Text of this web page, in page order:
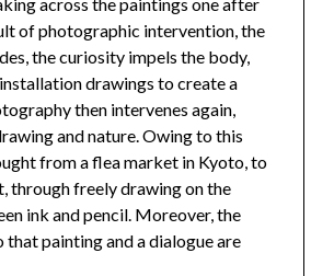
of photographic intervention, the
the curiosity impels the body,
drawings to create a
then intervenes again,
and nature. Owing to this
from a flea market in Kyoto, to
through freely drawing on the
ink and pencil. Moreover, the
painting and a dialogue are